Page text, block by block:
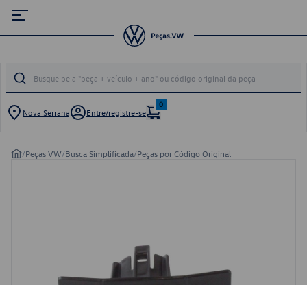
Nova Serrana Entre/registre-se
0
/Peças VW/Busca Simplificada/Peças por Código Original